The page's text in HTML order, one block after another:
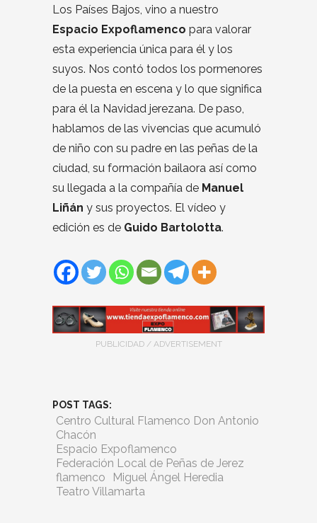
Los Países Bajos, vino a nuestro
Espacio Expoflamenco para valorar
esta experiencia única para él y los
suyos. Nos contó todos los pormenores
de la puesta en escena y lo que significa
para él la Navidad jerezana. De paso,
hablamos de las vivencias que acumuló
de niño con su padre en las peñas de la
ciudad, su formación bailaora así como
su llegada a la compañía de Manuel
Liñán y sus proyectos. El vídeo y
edición es de Guido Bartolotta.
PUBLICIDAD / ADVERTISEMENT
POST TAGS:
Centro Cultural Flamenco Don Antonio
Chacón
Espacio Expoflamenco
Federación Local de Peñas de Jerez
flamenco
Miguel Ángel Heredia
Teatro Villamarta